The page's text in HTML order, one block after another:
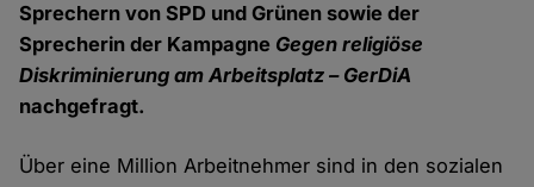
Sprechern von SPD und Grünen sowie der
Sprecherin der Kampagne Gegen religiöse
Diskriminierung am Arbeitsplatz – GerDiA
nachgefragt.
Über eine Million Arbeitnehmer sind in den sozialen